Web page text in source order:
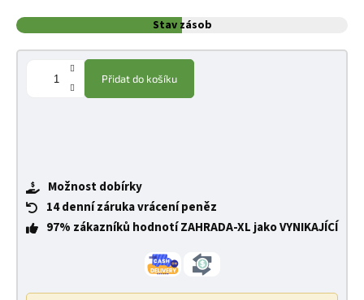
Stav zásob
Přidat do košíku
Možnost dobírky
14 denní záruka vrácení peněz
97% zákazníků hodnotí ZAHRADA-XL jako VYNIKAJÍCÍ